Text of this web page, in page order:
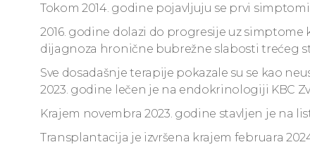
Tokom 2014. godine pojavljuju se prvi
2016. godine dolazi do progresije uz
dijagnoza hronične bubrežne slabosti trećeg
Sve dosadašnje terapije pokazale su se kao
2023. godine lečen je na endokrinologiji KBC
Krajem novembra 2023. godine stavljen je na
Transplantacija je izvršena krajem februara